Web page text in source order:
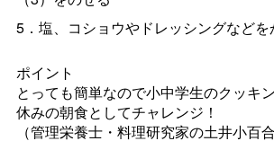
5．塩、コショウやドレッシングなどを
ポイント
とっても簡単なので小中学生のクッキ
休みの朝食としてチャレンジ！
（管理栄養士・料理研究家の土井小百